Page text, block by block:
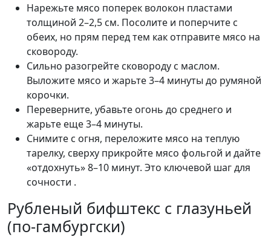
Нарежьте мясо поперек волокон пластами
толщиной 2–2,5 см. Посолите и поперчите с
обеих, но прям перед тем как отправите мясо на
сковороду.
Сильно разогрейте сковороду с маслом.
Выложите мясо и жарьте 3–4 минуты до румяной
корочки.
Переверните, убавьте огонь до среднего и
жарьте еще 3–4 минуты.
Снимите с огня, переложите мясо на теплую
тарелку, сверху прикройте мясо фольгой и дайте
«отдохнуть» 8–10 минут. Это ключевой шаг для
сочности .
Рубленый бифштекс с глазуньей
(по-гамбургски)